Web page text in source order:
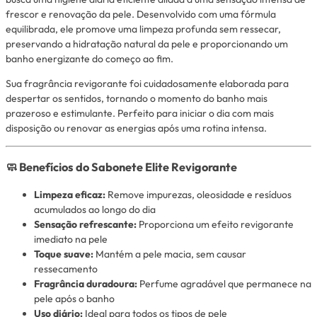
frescor e renovação da pele. Desenvolvido com uma fórmula
equilibrada, ele promove uma limpeza profunda sem ressecar,
preservando a hidratação natural da pele e proporcionando um
banho energizante do começo ao fim.
Sua fragrância revigorante foi cuidadosamente elaborada para
despertar os sentidos, tornando o momento do banho mais
prazeroso e estimulante. Perfeito para iniciar o dia com mais
disposição ou renovar as energias após uma rotina intensa.
🧼 Benefícios do Sabonete Elite Revigorante
Limpeza eficaz: Remove impurezas, oleosidade e resíduos
acumulados ao longo do dia
Sensação refrescante: Proporciona um efeito revigorante
imediato na pele
Toque suave: Mantém a pele macia, sem causar
ressecamento
Fragrância duradoura: Perfume agradável que permanece na
pele após o banho
Uso diário: Ideal para todos os tipos de pele